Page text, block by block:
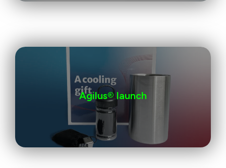
Agilus® launch